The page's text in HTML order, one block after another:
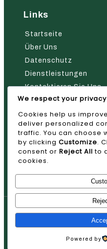
Links
Startseite
Über Uns
Datenschutz
Dienstleistungen
Kontaktieren Sie Uns
Nehmen Sie
©
We respect your privacy
Cookies help us
deliver personalized
traffic. You can choose
by clicking Customize.
consent or Reject All to
cookies.
Powered by